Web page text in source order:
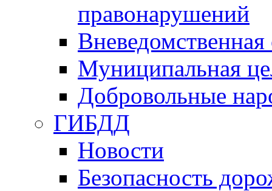
правонарушений
Вневедомственная
Муниципальная
Добровольные
ГИБДД
Новости
Безопасность